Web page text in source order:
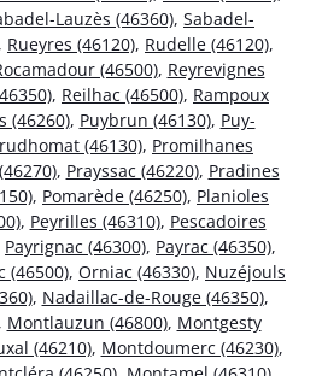
Lauzès (46360), Sabadel-
, Rueyres (46120), Rudelle (46120),
(46500), Reyrevignes
, Reilhac (46500), Rampoux
(46260), Puybrun (46130), Puy-
(46130), Promilhanes
, Prayssac (46220), Pradines
, Pomarède (46250), Planioles
, Peyrilles (46310), Pescadoires
Payrignac (46300), Payrac (46350),
(46500), Orniac (46330), Nuzéjouls
, Nadaillac-de-Rouge (46350),
Montlauzun (46800), Montgesty
(46210), Montdoumerc (46230),